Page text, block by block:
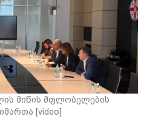
მიწის მფლობელების
[video]